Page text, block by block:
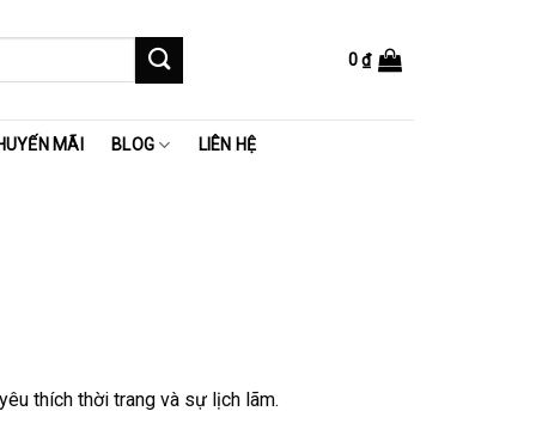
0₫
MÃI BLOG LIÊN HỆ
thích thời trang và sự lịch lãm.